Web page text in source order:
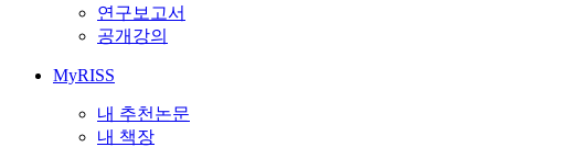
연구보고서
공개강의
MyRISS
내 추천논문
내 책장